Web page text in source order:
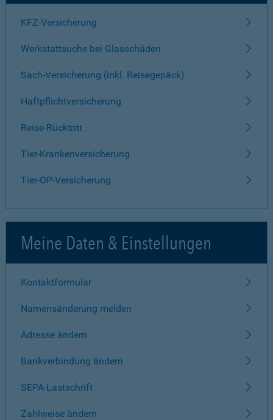
KFZ-Versicherung
Werkstattsuche bei Glasschäden
Sach-Versicherung (inkl. Reisegepäck)
Haftpflichtversicherung
Reise-Rücktritt
Tier-Krankenversicherung
Tier-OP-Versicherung
Meine Daten & Einstellungen
Kontaktformular
Namensänderung melden
Adresse ändern
Bankverbindung ändern
SEPA-Lastschrift
Zahlweise ändern